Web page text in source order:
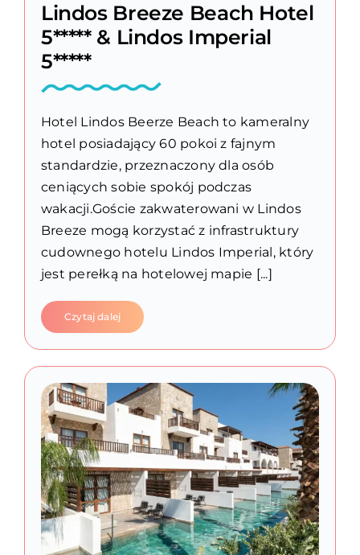
Lindos Breeze Beach Hotel
5***** & Lindos Imperial
5*****
Hotel Lindos Beerze Beach to kameralny
hotel posiadający 60 pokoi z fajnym
standardzie, przeznaczony dla osób
ceniących sobie spokój podczas
wakacji.Goście zakwaterowani w Lindos
Breeze mogą korzystać z infrastruktury
cudownego hotelu Lindos Imperial, który
jest perełką na hotelowej mapie [...]
Czytaj dalej